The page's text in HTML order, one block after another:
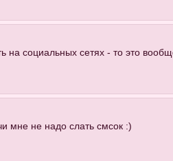
социальных сетях - то это
мне не надо слать смсок :)